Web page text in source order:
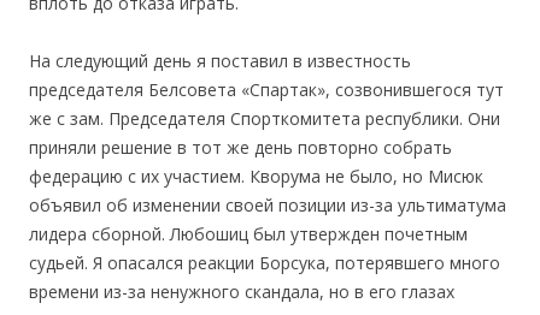
На следующий день я поставил в известность
председателя Белсовета «Спартак», созвонившегося тут
же с зам. Председателя Спорткомитета республики. Они
приняли решение в тот же день повторно собрать
федерацию с их участием. Кворума не было, но Мисюк
объявил об изменении своей позиции из-за ультиматума
лидера сборной. Любошиц был утвержден почетным
судьей. Я опасался реакции Борсука, потерявшего много
времени из-за ненужного скандала, но в его глазах